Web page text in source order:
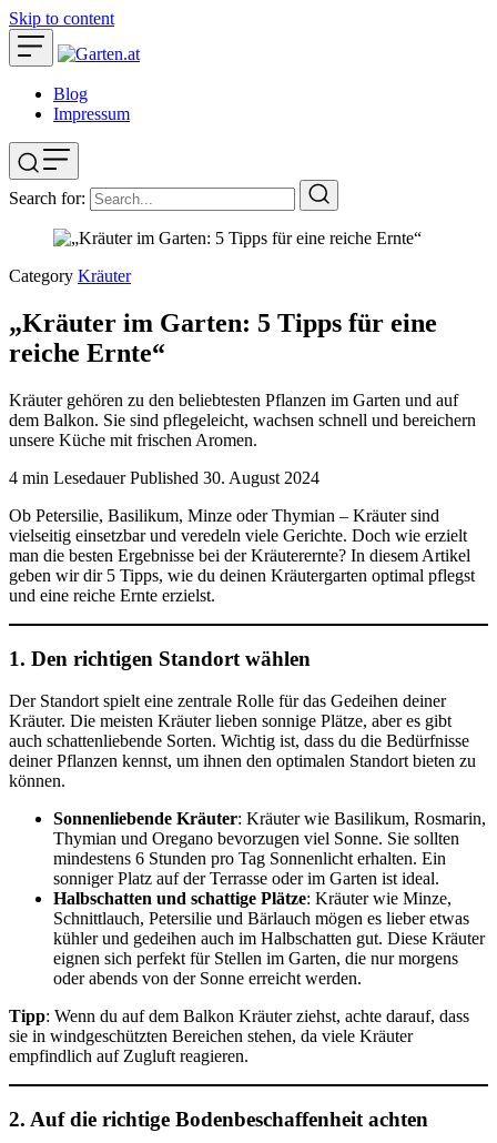
Skip to content
Blog
Impressum
Search for:
Category Kräuter
„Kräuter im Garten: 5 Tipps für eine
reiche Ernte“
Kräuter gehören zu den beliebtesten Pflanzen im Garten und auf
dem Balkon. Sie sind pflegeleicht, wachsen schnell und bereichern
unsere Küche mit frischen Aromen.
4 min LesedauerPublished 30. August 2024
Ob Petersilie, Basilikum, Minze oder Thymian – Kräuter sind
vielseitig einsetzbar und veredeln viele Gerichte. Doch wie erzielt
man die besten Ergebnisse bei der Kräuterernte? In diesem Artikel
geben wir dir 5 Tipps, wie du deinen Kräutergarten optimal pflegst
und eine reiche Ernte erzielst.
1. Den richtigen Standort wählen
Der Standort spielt eine zentrale Rolle für das Gedeihen deiner
Kräuter. Die meisten Kräuter lieben sonnige Plätze, aber es gibt
auch schattenliebende Sorten. Wichtig ist, dass du die Bedürfnisse
deiner Pflanzen kennst, um ihnen den optimalen Standort bieten zu
können.
Sonnenliebende Kräuter: Kräuter wie Basilikum, Rosmarin,
Thymian und Oregano bevorzugen viel Sonne. Sie sollten
mindestens 6 Stunden pro Tag Sonnenlicht erhalten. Ein
sonniger Platz auf der Terrasse oder im Garten ist ideal.
Halbschatten und schattige Plätze: Kräuter wie Minze,
Schnittlauch, Petersilie und Bärlauch mögen es lieber etwas
kühler und gedeihen auch im Halbschatten gut. Diese Kräuter
eignen sich perfekt für Stellen im Garten, die nur morgens
oder abends von der Sonne erreicht werden.
Tipp: Wenn du auf dem Balkon Kräuter ziehst, achte darauf, dass
sie in windgeschützten Bereichen stehen, da viele Kräuter
empfindlich auf Zugluft reagieren.
2. Auf die richtige Bodenbeschaffenheit achten